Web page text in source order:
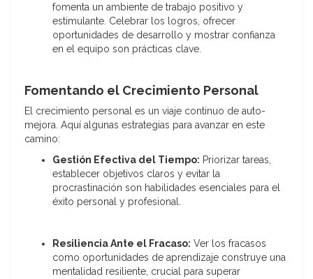
fomenta un ambiente de trabajo positivo y
estimulante. Celebrar los logros, ofrecer
oportunidades de desarrollo y mostrar confianza
en el equipo son prácticas clave.
Fomentando el Crecimiento Personal
El crecimiento personal es un viaje continuo de auto-
mejora. Aquí algunas estrategias para avanzar en este
camino:
Gestión Efectiva del Tiempo: Priorizar tareas,
establecer objetivos claros y evitar la
procrastinación son habilidades esenciales para el
éxito personal y profesional.
Resiliencia Ante el Fracaso: Ver los fracasos
como oportunidades de aprendizaje construye una
mentalidad resiliente, crucial para superar